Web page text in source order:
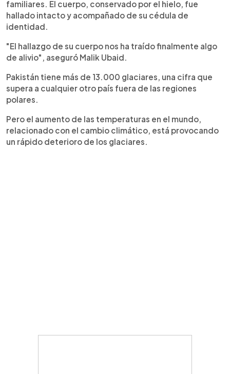
familiares. El cuerpo, conservado por el hielo, fue
hallado intacto y acompañado de su cédula de
identidad.
"El hallazgo de su cuerpo nos ha traído finalmente algo
de alivio", aseguró Malik Ubaid.
Pakistán tiene más de 13.000 glaciares, una cifra que
supera a cualquier otro país fuera de las regiones
polares.
Pero el aumento de las temperaturas en el mundo,
relacionado con el cambio climático, está provocando
un rápido deterioro de los glaciares.